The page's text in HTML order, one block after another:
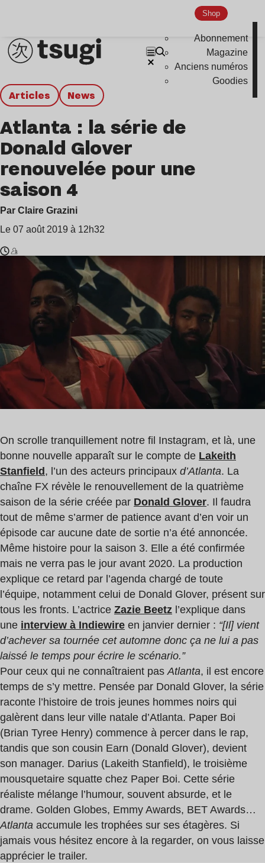
Shop
Abonnement
Magazine
Anciens numéros
Goodies
Articles news
Atlanta : la série de
Donald Glover
renouvelée pour une
saison 4
Par Claire Grazini
Le 07 août 2019 à 12h32
Donald
Glover
Lakeith
Stanfield
Zazie
Beetz
On scrolle tranquillement notre fil Instagram, et là, une
bonne nouvelle apparaît sur le compte de Lakeith
Stanfield , l’un des acteurs principaux d’Atlanta. La
chaîne FX révèle le renouvellement de la quatrième
saison de la série créée par Donald Glover. Il faudra
tout de même s’armer de patience avant d’en voir un
épisode car aucune date de sortie n’a été annoncée.
Même histoire pour la saison 3. Elle a été confirmée
mais ne verra pas le jour avant 2020. La production
explique ce retard par l’agenda chargé de toute
l’équipe, notamment celui de Donald Glover, présent sur
tous les fronts. L’actrice Zazie Beetz l’explique dans
une interview à Indiewire en janvier dernier : “[Il] vient
d’achever sa tournée cet automne donc ça ne lui a pas
laissé le temps pour écrire le scénario.”
Pour ceux qui ne connaîtraient pasAtlanta, il est encore
temps de s’y mettre. Pensée par Donald Glover, la série
raconte l’histoire de trois jeunes hommes noirs qui
galèrent dans leur ville natale d’Atlanta. Paper Boi
(Brian Tyree Henry) commence à percer dans le rap,
tandis que son cousin Earn (Donald Glover), devient
son manager. Darius (Lakeith Stanfield), le troisième
mousquetaire squatte chez Paper Boi. Cette série
réaliste mélange l’humour, souvent absurde, et le
drame. Golden Globes, Emmy Awards, BET Awards…
Atlanta accumule les trophées sur ses étagères. Si
jamais vous hésitez encore à la regarder, on vous laisse
apprécier le trailer.